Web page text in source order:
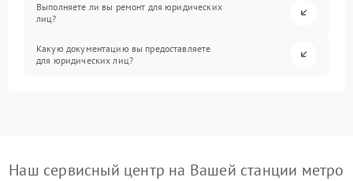
Выполняете ли вы ремонт для юридических
лиц?
Какую документацию вы предоставляете
для юридических лиц?
Наш сервисный центр на Вашей станции метро